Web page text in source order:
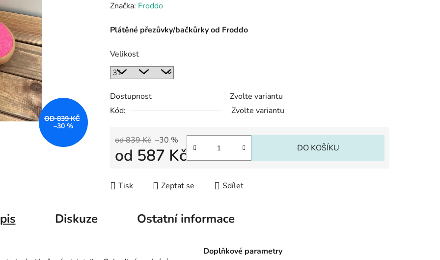
Značka: Froddo
Plátěné přezůvky/bačkůrky od Froddo
Velikost
Dostupnost
Zvolte variantu
Kód:
Zvolte variantu
od 839 Kč –30 %
od 587 Kč DO KOŠÍKU
Tisk Zeptat se Sdílet
OD 839 KČ
–30 %
Diskuze Ostatní informace
Doplňkové parametry